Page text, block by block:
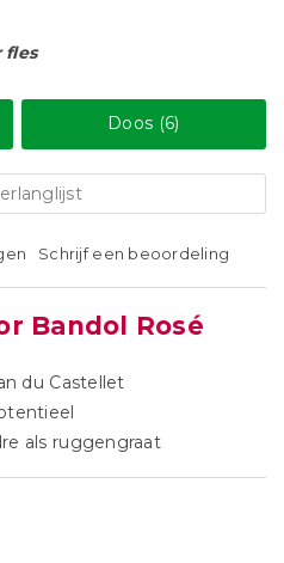
fles
Doos (6)
Schrijf een beoordeling
Bandol Rosé
du Castellet
als ruggengraat